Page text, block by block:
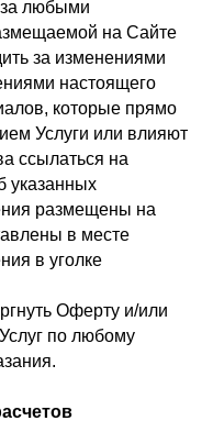
за любыми
на Сайте
за изменениями
настоящего
которые прямо
Услуги или влияют
ссылаться на
указанных
размещены на
в месте
в уголке
Оферту и/или
по любому